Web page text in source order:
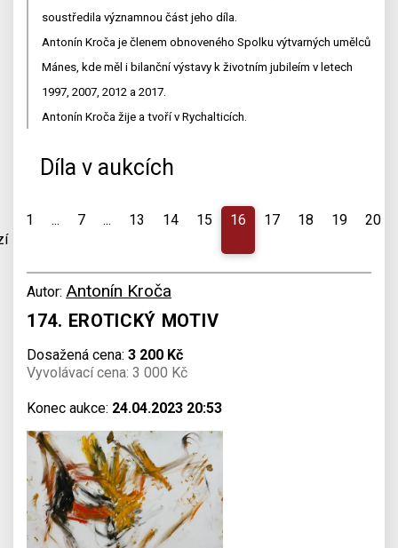
soustředila významnou část jeho díla.
Antonín Kroča je členem obnoveného Spolku výtvarných umělců
Mánes, kde měl i bilanční výstavy k životním jubileím v letech
1997, 2007, 2012 a 2017.
Antonín Kroča žije a tvoří v Rychalticích.
Díla v aukcích
1 ... 7 ... 13 14 15 16 17 18 19 20
Autor: Antonín Kroča
174. EROTICKÝ MOTIV
Dosažená cena: 3 200 Kč
Vyvolávací cena: 3 000 Kč
Konec aukce: 24.04.2023 20:53